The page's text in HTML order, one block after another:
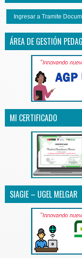
Ingresar a Tramite
ÁREA DE GESTIÓN
MI CERTIFICADO
SIAGIE – UGEL MELGAR